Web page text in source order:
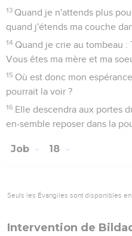
13 Quand je n'attends plus
quand j'étends ma couche
14 Quand je crie au tombeau :
Vous êtes ma mère et ma
15 Où est donc mon
pourrait la voir ?
16 Elle descendra aux portes
en-semble reposer dans la
Job 18
Seuls les Évangiles sont disponibles
Intervention de